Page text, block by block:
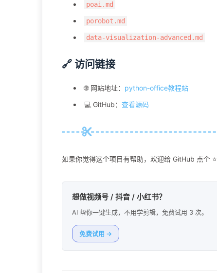
poai.md
porobot.md
data-visualization-advanced.md
🔗 访问链接
🌐 网站地址： python-office教程站
💻 GitHub： 查看源码
如果你觉得这个项目有帮助，欢迎给 GitHub 点个 ⭐
想做视频号 / 抖音 / 小红书？
AI 帮你一键生成，不用学剪辑，免费试用 3 次。
免费试用 →